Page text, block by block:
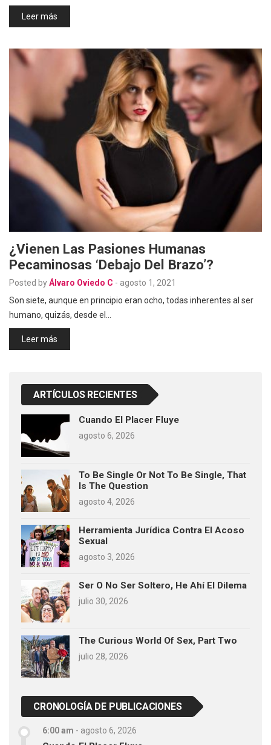
Leer más
¿Vienen Las Pasiones Humanas
Pecaminosas ‘debajo Del Brazo’?
Posted byÁlvaro Oviedo C - agosto 1, 2021
Son siete, aunque en principio eran ocho, todas inherentes al ser
humano, quizás, desde el…
Leer más
ARTÍCULOS RECIENTES
Cuando El Placer Fluye
agosto 6, 2026
To Be Single Or Not To Be Single, That
Is The Question
agosto 4, 2026
Herramienta Jurídica Contra El Acoso
Sexual
agosto 3, 2026
Ser O No Ser Soltero, He Ahí El Dilema
julio 30, 2026
The Curious World Of Sex, Part Two
julio 28, 2026
CRONOLOGÍA DE PUBLICACIONES
6:00 am - agosto 6, 2026